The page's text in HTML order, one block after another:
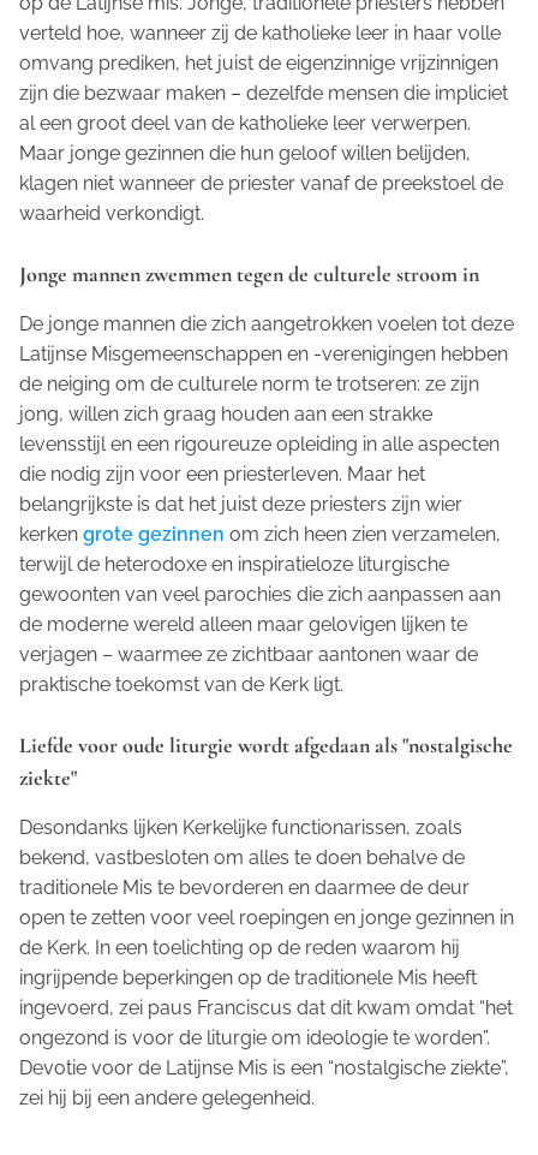
verteld hoe, wanneer zij de katholieke leer in haar volle
omvang prediken, het juist de eigenzinnige vrijzinnigen
zijn die bezwaar maken – dezelfde mensen die impliciet
al een groot deel van de katholieke leer verwerpen.
Maar jonge gezinnen die hun geloof willen belijden,
klagen niet wanneer de priester vanaf de preekstoel de
waarheid verkondigt.
Jonge mannen zwemmen tegen de culturele stroom in
De jonge mannen die zich aangetrokken voelen tot deze
Latijnse Misgemeenschappen en -verenigingen hebben
de neiging om de culturele norm te trotseren: ze zijn
jong, willen zich graag houden aan een strakke
levensstijl en een rigoureuze opleiding in alle aspecten
die nodig zijn voor een priesterleven. Maar het
belangrijkste is dat het juist deze priesters zijn wier
kerken grote gezinnen om zich heen zien verzamelen,
terwijl de heterodoxe en inspiratieloze liturgische
gewoonten van veel parochies die zich aanpassen aan
de moderne wereld alleen maar gelovigen lijken te
verjagen – waarmee ze zichtbaar aantonen waar de
praktische toekomst van de Kerk ligt.
Liefde voor oude liturgie wordt afgedaan als "nostalgische
ziekte"
Desondanks lijken Kerkelijke functionarissen, zoals
bekend, vastbesloten om alles te doen behalve de
traditionele Mis te bevorderen en daarmee de deur
open te zetten voor veel roepingen en jonge gezinnen in
de Kerk. In een toelichting op de reden waarom hij
ingrijpende beperkingen op de traditionele Mis heeft
ingevoerd, zei paus Franciscus dat dit kwam omdat “het
ongezond is voor de liturgie om ideologie te worden”.
Devotie voor de Latijnse Mis is een “nostalgische ziekte”,
zei hij bij een andere gelegenheid.